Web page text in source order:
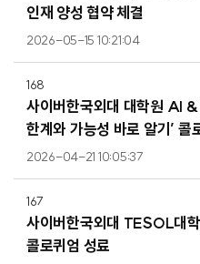
인재 양성 협약 체결
2026-05-15 10:21:04
168
사이버한국외대 대학원 AI
한계와 가능성 바로 알기’ 콜
2026-04-21 10:05:37
167
사이버한국외대 TESOL대
콜로퀴엄 성료